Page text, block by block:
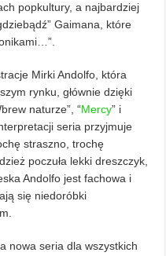
popkultury, a najbardziej
Gaimana, które
Mirki Andolfo, która
rynku, głównie dzięki
naturze”, “Mercy” i
seria przyjmuje
straszno, trochę
poczuła lekki dreszczyk,
Andolfo jest fachowa i
się niedoróbki
nowa seria dla wszystkich